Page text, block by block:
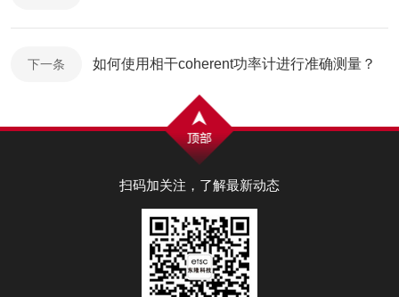
下一条 如何使用相干coherent功率计进行准确测量？
扫码加关注，了解最新动态